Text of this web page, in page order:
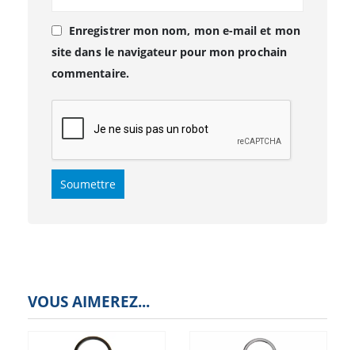
Enregistrer mon nom, mon e-mail et mon
site dans le navigateur pour mon prochain
commentaire.
VOUS AIMEREZ...